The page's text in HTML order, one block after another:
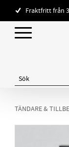
Fraktfritt från
TÄNDARE &